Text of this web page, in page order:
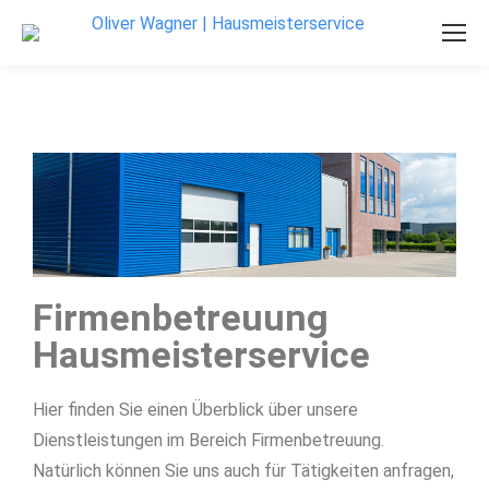
Firmenbetreuung
Hausmeisterservice
Hier finden Sie einen Überblick über unsere
Dienstleistungen im Bereich Firmenbetreuung.
Natürlich können Sie uns auch für Tätigkeiten anfragen,